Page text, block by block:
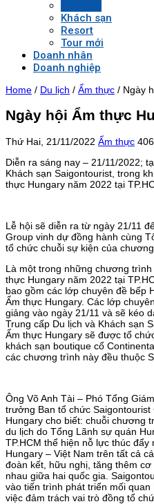
Khách sạn
Resort
Tour mới
Doanh nhân
Doanh nghiệp
Home / Du lịch / Ẩm thực / Ngày
Ngày hội Ẩm thực
Thứ Hai, 21/11/2022 Ẩm thực
Diễn ra sáng nay – 21/11/2022;
Khách sạn Saigontourist, trong
thực Hungary năm 2022 tại
Lễ hội sẽ diễn ra từ ngày 21/11
Group vinh dự đồng hành cùng
tổ chức chuỗi sự kiện của
Là một trong những chương
thực Hungary năm 2022 tại
bao gồm các lớp chuyên đề bếp
Ẩm thực Hungary. Các lớp
giảng vào ngày 21/11 và sẽ kéo
Trung cấp Du lịch và Khách sạn
Ẩm thực Hungary sẽ được tổ
khách sạn boutique cổ
các chương trình này đều thuộc
Ông Võ Anh Tài – Phó Tổng
trưởng Ban tổ chức
Hungary cho biết: chuỗi chương
du lịch do Tổng Lãnh sự quán
TP.HCM thể hiện nỗ lực thúc
Hungary – Việt Nam trên tất cả
đoàn kết, hữu nghị, tăng thêm
nhau giữa hai quốc gia.
vào tiến trình phát triển mối
việc đảm trách vai trò đồng tổ